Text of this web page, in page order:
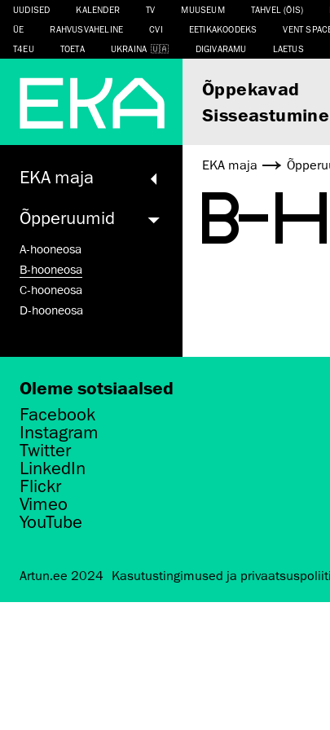
UUDISED KALENDER TV MUUSEUM TAHVEL (ÕIS)
ÜE
RAHVUSVAHELINE CVI EETIKAKOODEKS VENT
T4EU
TOETA UKRAINA DIGIVARAMU LAETUS
Õppekavad
Sisseastumine
EKA maja
Õpperuumid
A-hooneosa
B-hooneosa
C-hooneosa
D-hooneosa
EKA maja
B-
Oleme sotsiaalsed
Facebook
Instagram
Twitter
LinkedIn
Flickr
Vimeo
YouTube
Artun.ee 2024 Kasutustingimused ja